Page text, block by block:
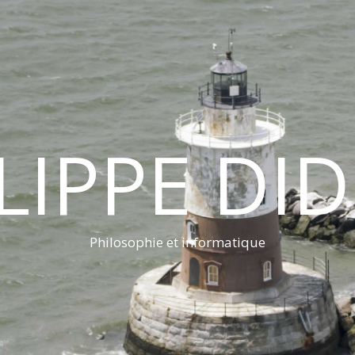
Philosophie et informatique